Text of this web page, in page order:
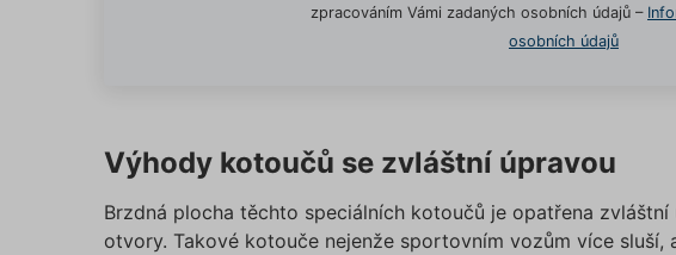
zpracováním Vámi zadaných osobních údajů –
osobních údajů
Výhody kotoučů se zvláštní úpravou
Brzdná plocha těchto speciálních kotoučů je opatřena
otvory. Takové kotouče nejenže sportovním vozům více sluší,